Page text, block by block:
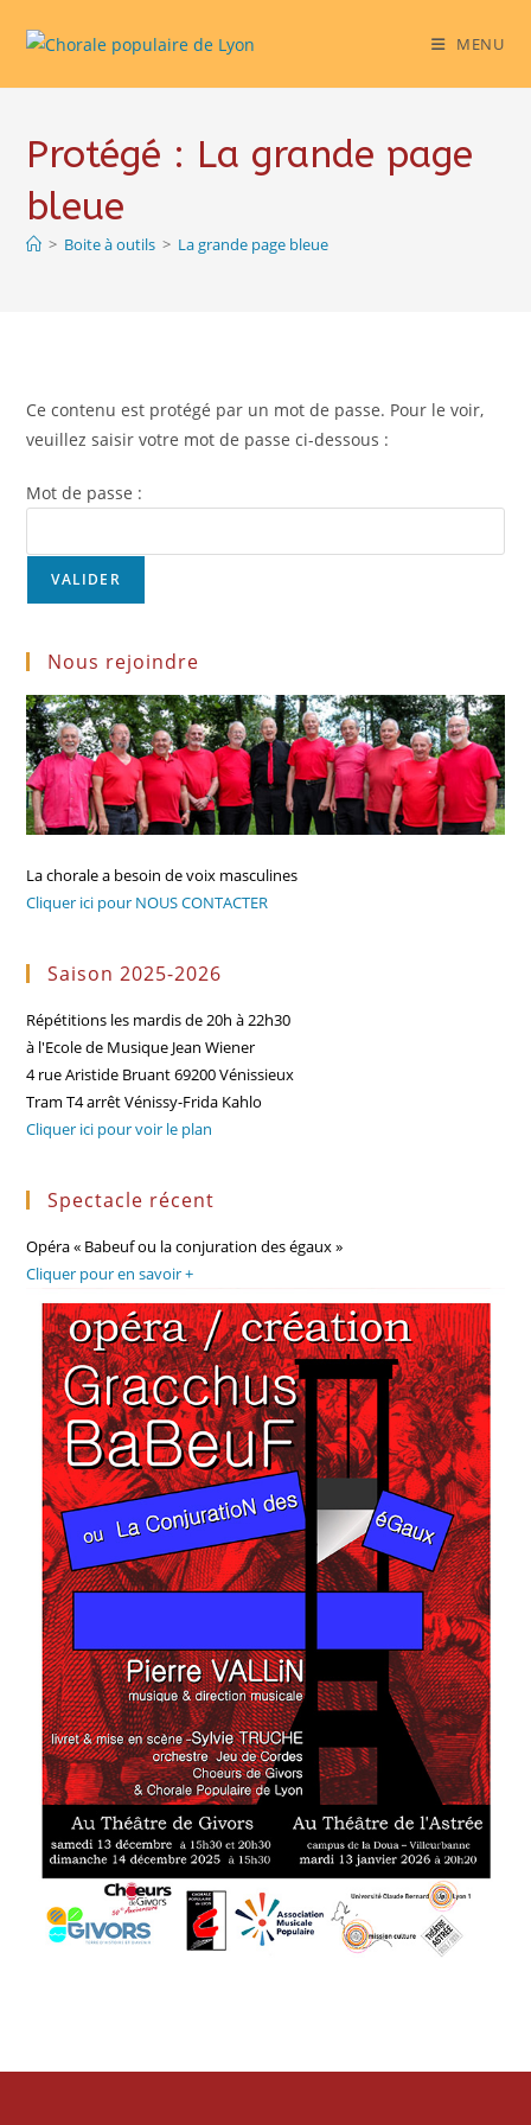
MENU
Protégé : La grande page
bleue
> Boite à outils > La grande page bleue
Ce contenu est protégé par un mot de passe. Pour le voir,
veuillez saisir votre mot de passe ci-dessous :
Mot de passe :
Nous rejoindre
La chorale a besoin de voix masculines
Cliquer ici pour NOUS CONTACTER
Saison 2025-2026
Répétitions les mardis de 20h à 22h30
à l'Ecole de Musique Jean Wiener
4 rue Aristide Bruant 69200 Vénissieux
Tram T4 arrêt Vénissy-Frida Kahlo
Cliquer ici pour voir le plan
Spectacle récent
Opéra « Babeuf ou la conjuration des égaux »
Cliquer pour en savoir +